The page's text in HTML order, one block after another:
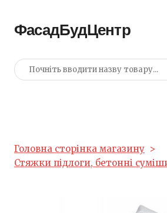
ФасадБудЦентр
Головна сторінка магазину
Стяжки підлоги, бетонні